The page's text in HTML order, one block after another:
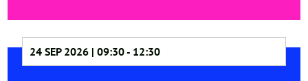
24 SEP 2026 | 09:30- 12:30